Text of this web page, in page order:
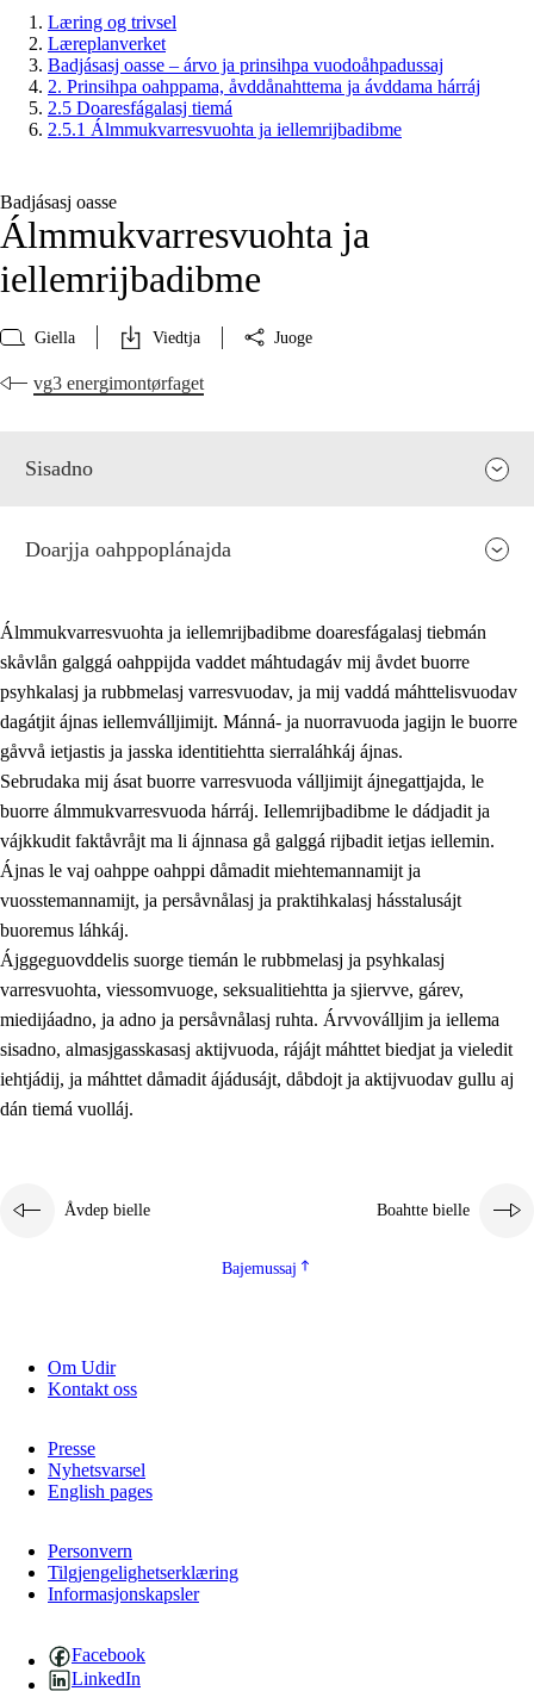
Læring og trivsel
Læreplanverket
Badjásasj oasse – árvo ja prinsihpa vuodoåhpadussaj
2. Prinsihpa oahppama, åvddånahttema ja ávddama hárráj
2.5 Doaresfágalasj tiemá
2.5.1 Álmmukvarresvuohta ja iellemrijbadibme
Badjásasj oasse
Álmmukvarresvuohta ja
iellemrijbadibme
Giella Viedtja Juoge
vg3 energimontørfaget
Sisadno
2. Prinsihpa oahppama, åvddånahttema ja ávddama hárráj
2.1 Sosiála oahppam ja åvddånibme
2.2 Máhtudahka fágáj hárráj
2.3 Vuodulasj tjehpudagá
2.4 Oahppat oahppat
Doaresfágalasj tiemá
2.5.2 Demokratijja ja guojmmeviesátvuohta
Guoddelis åvddånibme
Doarjja oahppoplánajda
Álmmukvarresvuohta ja iellemrijbadibme doaresfágalasj tiebmán
skåvlån galggá oahppijda vaddet máhtudagáv mij åvdet buorre
psyhkalasj ja rubbmelasj varresvuodav, ja mij vaddá máhttelisvuodav
dagátjit ájnas iellemválljimijt. Mánná- ja nuorravuoda jagijn le buorre
gåvvå ietjastis ja jasska identitiehtta sierraláhkáj ájnas.
Sebrudaka mij ásat buorre varresvuoda válljimijt ájnegattjajda, le
buorre álmmukvarresvuoda hárráj. Iellemrijbadibme le dádjadit ja
vájkkudit faktåvråjt ma li ájnnasa gå galggá rijbadit ietjas iellemin.
Ájnas le vaj oahppe oahppi dåmadit miehtemannamijt ja
vuosstemannamijt, ja persåvnålasj ja praktihkalasj hásstalusájt
buoremus láhkáj.
Ájggeguovddelis suorge tiemán le rubbmelasj ja psyhkalasj
varresvuohta, viessomvuoge, seksualitiehtta ja sjiervve, gárev,
miedijáadno, ja adno ja persåvnålasj ruhta. Árvvoválljim ja iellema
sisadno, almasjgasskasasj aktijvuoda, rájájt máhttet biedjat ja vieledit
iehtjádij, ja máhttet dåmadit ájádusájt, dåbdojt ja aktijvuodav gullu aj
dán tiemá vuolláj.
Åvdep bielle Boahtte bielle
Bajemussaj
Om Udir
Kontakt oss
Presse
Nyhetsvarsel
English pages
Personvern
Tilgjengelighetserklæring
Informasjonskapsler
Facebook
LinkedIn